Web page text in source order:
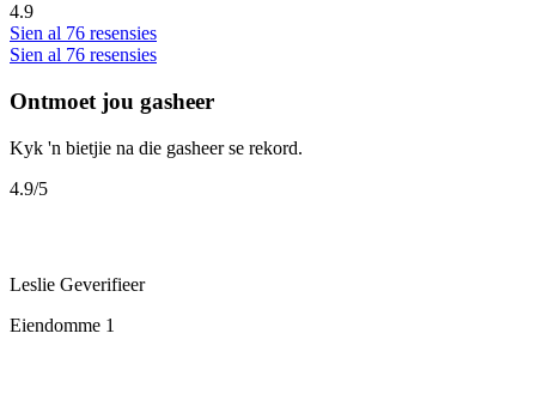
4.9
Sien al 76 resensies
Sien al 76 resensies
Ontmoet jou gasheer
Kyk 'n bietjie na die gasheer se rekord.
4.9/5
Leslie Geverifieer
Eiendomme 1